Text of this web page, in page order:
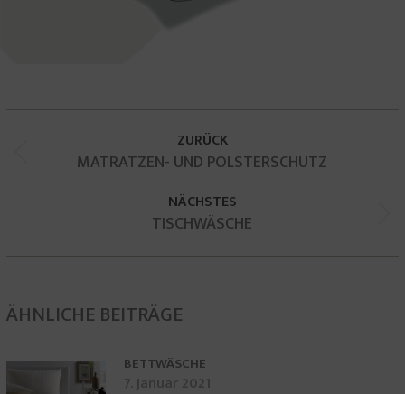
KOMMENTARNAVIGATION
ZURÜCK
Vorheriger
Beitrag:
MATRATZEN- UND POLSTERSCHUTZ
NÄCHSTES
Nächster
Beitrag:
TISCHWÄSCHE
ÄHNLICHE BEITRÄGE
BETTWÄSCHE